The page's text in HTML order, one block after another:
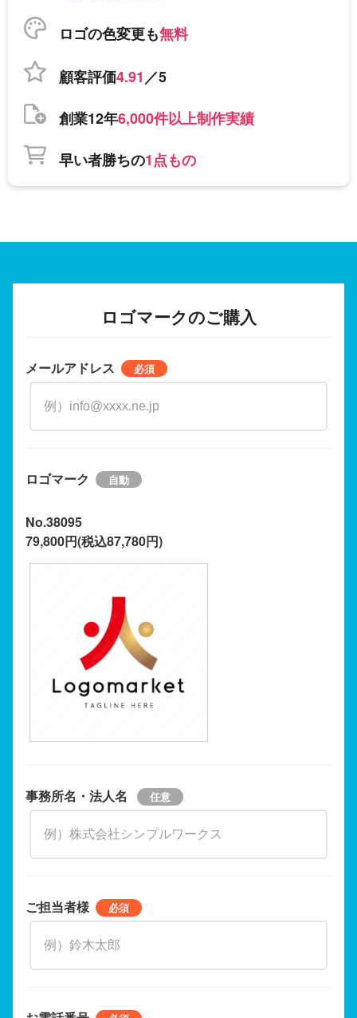
ロゴの色変更も無料
顧客評価4.91／5
創業12年6,000件以上制作実績
早い者勝ちの1点もの
ロゴマークのご購入
メールアドレス
ロゴマーク
No.38095
79,800円(税込87,780円)
事務所名・法人名
ご担当者様